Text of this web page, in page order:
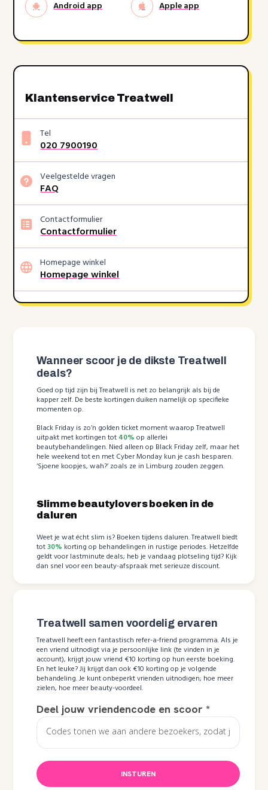
Android app Apple app
Klantenservice Treatwell
Tel
020 7900190
Veelgestelde vragen
FAQ
Contactformulier
Contactformulier
Homepage winkel
Homepage winkel
Wanneer scoor je de dikste Treatwell
deals?
Goed op tijd zijn bij Treatwell is net zo belangrijk als bij de
kapper zelf. De beste kortingen duiken namelijk op specifieke
momenten op.
Black Friday is zo’n golden ticket moment waarop Treatwell
uitpakt met kortingen tot 40% op allerlei
beautybehandelingen. Nied alleen op Black Friday zelf, maar het
hele weekend tot en met Cyber Monday kun je cash besparen.
‘Sjoene koopjes, wah?’ zoals ze in Limburg zouden zeggen.
Slimme beautylovers boeken in de
daluren
Weet je wat écht slim is? Boeken tijdens daluren. Treatwell biedt
tot30% korting op behandelingen in rustige periodes. Hetzelfde
geldt voor lastminute deals; heb je vandaag plotseling tijd? Kijk
dan snel voor een beauty-afspraak met serieuze discount.
Treatwell samen voordelig ervaren
Treatwell heeft een fantastisch refer-a-friend programma. Als je
een vriend uitnodigt via je persoonlijke link (te vinden in je
account), krijgt jouw vriend €10 korting op hun eerste boeking.
En het leuke? Jij krijgt dan ook €10 korting op je volgende
behandeling. Je kunt onbeperkt vrienden uitnodigen; hoe meer
zielen, hoe meer beauty-voordeel.
Deel jouw vriendencode en scoor*
INSTUREN